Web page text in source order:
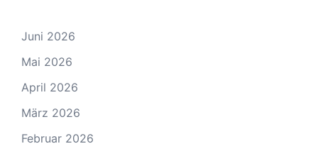
Juni 2026
Mai 2026
April 2026
März 2026
Februar 2026